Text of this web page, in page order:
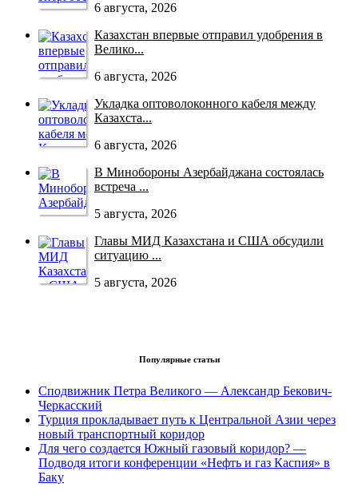
6 августа, 2026
Казахстан впервые отправил удобрения в
Велико...
6 августа, 2026
Укладка оптоволоконного кабеля между
Казахста...
6 августа, 2026
В Минобороны Азербайджана состоялась
встреча ...
5 августа, 2026
Главы МИД Казахстана и США обсудили
ситуацию ...
5 августа, 2026
Популярные статьи
Сподвижник Петра Великого — Александр Бекович-
Черкасский
Турция прокладывает путь к Центральной Азии через
новый транспортный коридор
Для чего создается Южный газовый коридор? —
Подводя итоги конференции «Нефть и газ Каспия» в
Баку